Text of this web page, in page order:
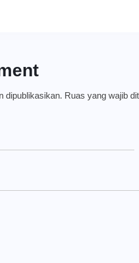
dipublikasikan. Ruas yang wajib